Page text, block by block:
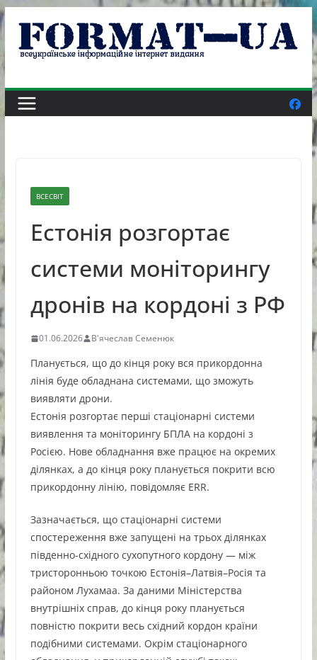
Skip
content
ВСЕСВІТ
Естонія розгортає
системи моніторингу
дронів на кордоні з РФ
01.06.2026 В'ячеслав Семенюк
Планується, що до кінця року вся прикордонна
лінія буде обладнана системами, що зможуть
виявляти дрони.
Естонія розгортає перші стаціонарні системи
виявлення та моніторингу БПЛА на кордоні з
Росією. Нове обладнання вже працює на окремих
ділянках, а до кінця року планується покрити всю
прикордонну лінію, повідомляє ERR.
Зазначається, що стаціонарні системи
спостереження вже запущені на трьох ділянках
південно-східного сухопутного кордону — між
тристоронньою точкою Естонія–Латвія–Росія та
районом Лухамаа. За даними Міністерства
внутрішніх справ, до кінця року планується
повністю покрити весь східний кордон країни
подібними системами. Окрім стаціонарного